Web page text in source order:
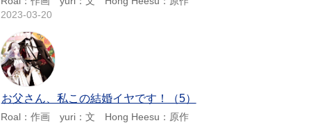
2023-03-20
お父さん、私この結婚イヤです！（5）
Roal：作画 yuri：文 Hong Heesu：原作